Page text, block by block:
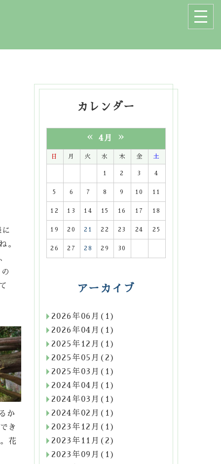
。
か
き
花
カレンダー
« 4月 »
日 月 火 水 木 金 土
1 2 3 4
5 6 7 8 9 10 11
12 13 14 15 16 17 18
19 20 21 22 23 24 25
26 27 28 29 30
アーカイブ
2026年06月(1)
2026年04月(1)
2025年12月(1)
2025年05月(2)
2025年03月(1)
2024年04月(1)
2024年03月(1)
2024年02月(1)
2023年12月(1)
2023年11月(2)
2023年09月(1)